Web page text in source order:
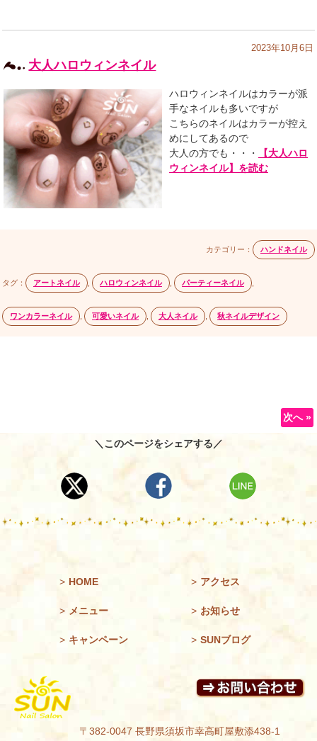
2023年10月6日
大人ハロウィンネイル
ハロウィンネイルはカラーが派
手なネイルも多いですが
こちらのネイルはカラーが控え
めにしてあるので
大人の方でも・・・
【大人ハロ
ウィンネイル】を読む
カテゴリー： ハンドネイル
タグ： アートネイル ハロウィンネイル パーティーネイル
ワンカラーネイル 可愛いネイル 大人ネイル 秋ネイルデザイン
次へ »
＼このページをシェアする／
> HOME
> メニュー
> キャンペーン
> アクセス
> お知らせ
> SUNブログ
〒382-0047 長野県須坂市幸高町屋敷添438-1